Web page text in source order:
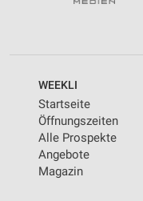
WEEKLI
Startseite
Öffnungszeiten
Alle Prospekte
Angebote
Magazin